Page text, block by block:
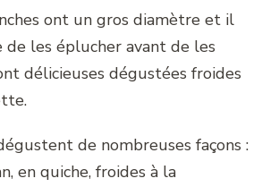
ont un gros diamètre et il
de les éplucher avant de les
délicieuses dégustées froides
de nombreuses façons :
en quiche, froides à la